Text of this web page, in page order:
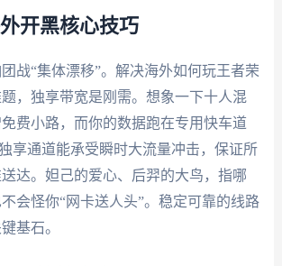
开黑核心技巧
战“集体漂移”。解决海外如何玩王者荣
，独享带宽是刚需。想象一下十人混
费小路，而你的数据跑在专用快车道
独享通道能承受瞬时大流量冲击，保证所
达。妲己的爱心、后羿的大鸟，指哪
会怪你“网卡送人头”。稳定可靠的线路
基石。